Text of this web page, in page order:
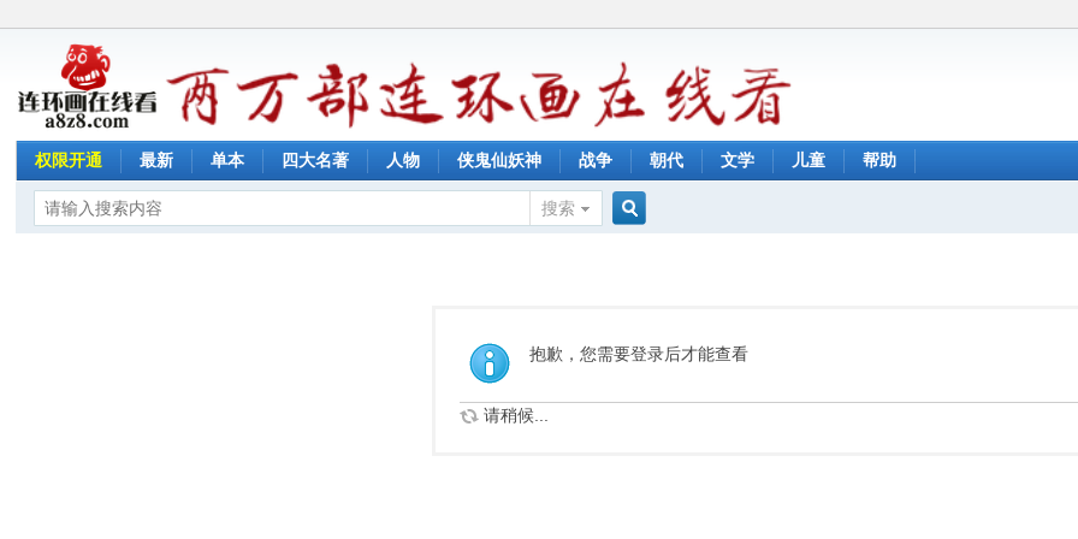
权限开通 最新 单本 四大名著 人物 侠鬼仙妖神 战争 朝代 文学 儿童 帮助
搜索
索
抱歉，您需要登录后才能查看
请稍候...